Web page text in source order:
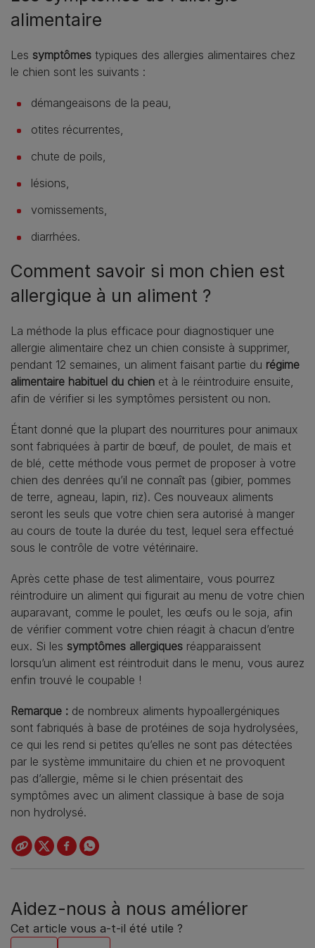
alimentaire
Les symptômes typiques des allergies alimentaires chez
le chien sont les suivants :
démangeaisons de la peau,
otites récurrentes,
chute de poils,
lésions,
vomissements,
diarrhées.
Comment savoir si mon chien est
allergique à un aliment ?
La méthode la plus efficace pour diagnostiquer une
allergie alimentaire chez un chien consiste à supprimer,
pendant 12 semaines, un aliment faisant partie du régime
alimentaire habituel du chien et à le réintroduire ensuite,
afin de vérifier si les symptômes persistent ou non.
Étant donné que la plupart des nourritures pour animaux
sont fabriquées à partir de bœuf, de poulet, de maïs et
de blé, cette méthode vous permet de proposer à votre
chien des denrées qu’il ne connaît pas (gibier, pommes
de terre, agneau, lapin, riz). Ces nouveaux aliments
seront les seuls que votre chien sera autorisé à manger
au cours de toute la durée du test, lequel sera effectué
sous le contrôle de votre vétérinaire.
Après cette phase de test alimentaire, vous pourrez
réintroduire un aliment qui figurait au menu de votre chien
auparavant, comme le poulet, les œufs ou le soja, afin
de vérifier comment votre chien réagit à chacun d’entre
eux. Si les symptômes allergiques réapparaissent
lorsqu’un aliment est réintroduit dans le menu, vous aurez
enfin trouvé le coupable !
Remarque : de nombreux aliments hypoallergéniques
sont fabriqués à base de protéines de soja hydrolysées,
ce qui les rend si petites qu’elles ne sont pas détectées
par le système immunitaire du chien et ne provoquent
pas d’allergie, même si le chien présentait des
symptômes avec un aliment classique à base de soja
non hydrolysé.
Aidez-nous à nous améliorer
Cet article vous a-t-il été utile ?